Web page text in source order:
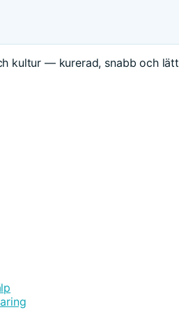
kultur — kurerad, snabb och